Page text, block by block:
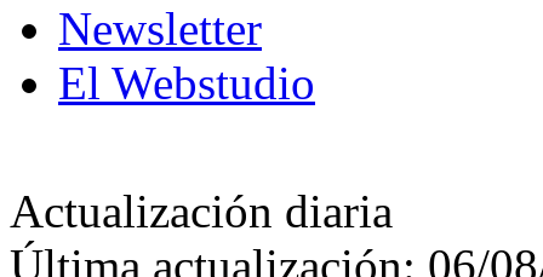
Newsletter
El Webstudio
Actualización diaria
Última actualización: 06/